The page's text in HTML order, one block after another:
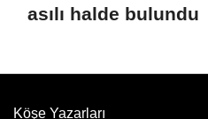
asılı halde bulundu
Köşe Yazarları